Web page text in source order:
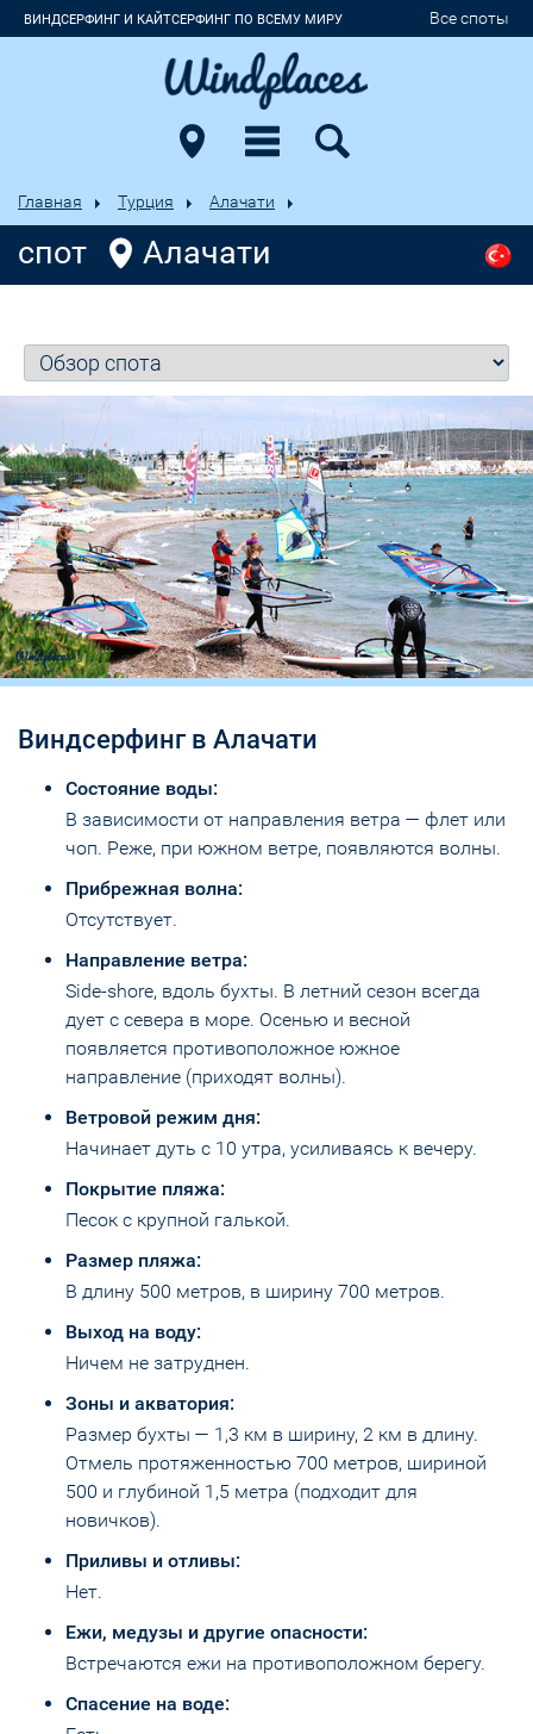
ВИНДСЕРФИНГ И КАЙТСЕРФИНГ ПО ВСЕМУ МИРУ Все споты
Главная Турция Алачати
спот Алачати
Виндсерфинг в Алачати
Состояние воды:
В зависимости от направления ветра — флет или
чоп. Реже, при южном ветре, появляются волны.
Прибрежная волна:
Отсутствует.
Направление ветра:
Side-shore, вдоль бухты. В летний сезон всегда
дует с севера в море. Осенью и весной
появляется противоположное южное
направление (приходят волны).
Ветровой режим дня:
Начинает дуть с 10 утра, усиливаясь к вечеру.
Покрытие пляжа:
Песок с крупной галькой.
Размер пляжа:
В длину 500 метров, в ширину 700 метров.
Выход на воду:
Ничем не затруднен.
Зоны и акватория:
Размер бухты — 1,3 км в ширину, 2 км в длину.
Отмель протяженностью 700 метров, шириной
500 и глубиной 1,5 метра (подходит для
новичков).
Приливы и отливы:
Нет.
Ежи, медузы и другие опасности:
Встречаются ежи на противоположном берегу.
Спасение на воде: